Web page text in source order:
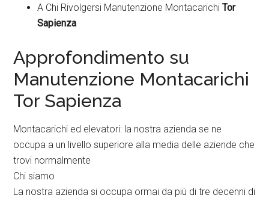
A Chi Rivolgersi Manutenzione MontacarichiTor
Sapienza
Approfondimento su
Manutenzione Montacarichi
Tor Sapienza
Montacarichi ed elevatori: la nostra azienda se ne
occupa a un livello superiore alla media delle aziende che
trovi normalmente
Chi siamo
La nostra azienda si occupa ormai da più di tre decenni di